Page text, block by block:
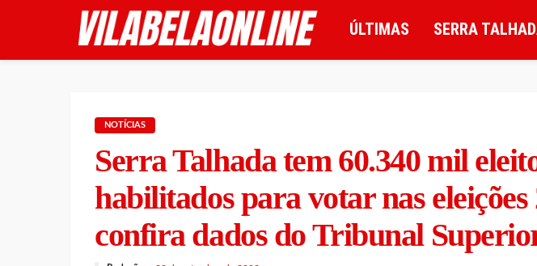
ÚLTIMAS SERRA
NOTÍCIAS
Serra Talhada tem 60.340 mil
habilitados para votar nas eleições
confira dados do Tribunal